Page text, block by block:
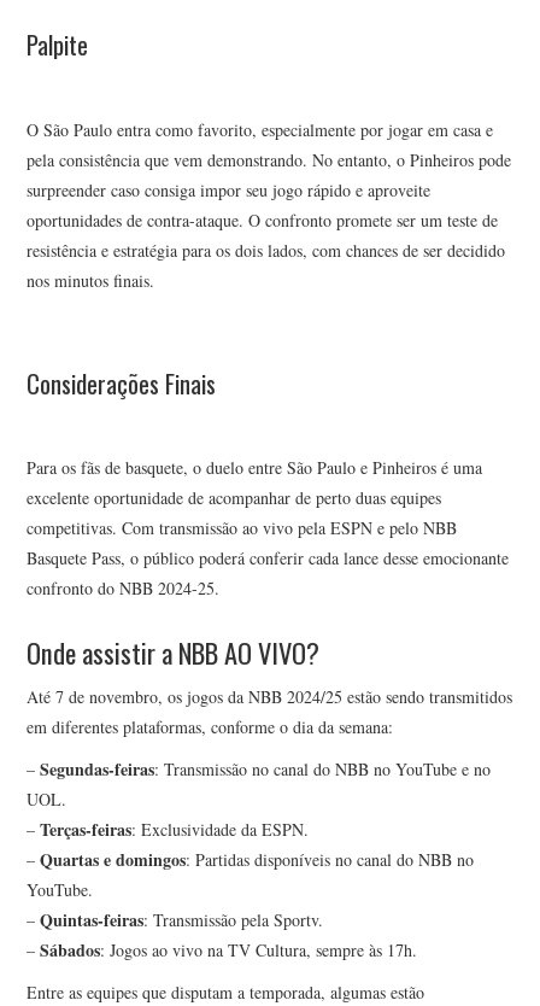
Palpite
O São Paulo entra como favorito, especialmente por jogar em casa e
pela consistência que vem demonstrando. No entanto, o Pinheiros pode
surpreender caso consiga impor seu jogo rápido e aproveite
oportunidades de contra-ataque. O confronto promete ser um teste de
resistência e estratégia para os dois lados, com chances de ser decidido
nos minutos finais.
Considerações Finais
Para os fãs de basquete, o duelo entre São Paulo e Pinheiros é uma
excelente oportunidade de acompanhar de perto duas equipes
competitivas. Com transmissão ao vivo pela ESPN e pelo NBB
Basquete Pass, o público poderá conferir cada lance desse emocionante
confronto do NBB 2024-25.
Onde assistir a NBB AO VIVO?
Até 7 de novembro, os jogos da NBB 2024/25 estão sendo transmitidos
em diferentes plataformas, conforme o dia da semana:
–Segundas-feiras: Transmissão no canal do NBB no YouTube e no
UOL.
–Terças-feiras: Exclusividade da ESPN.
–Quartas e domingos: Partidas disponíveis no canal do NBB no
YouTube.
–Quintas-feiras: Transmissão pela Sportv.
–Sábados: Jogos ao vivo na TV Cultura, sempre às 17h.
Entre as equipes que disputam a temporada, algumas estão